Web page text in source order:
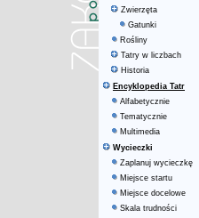
Zwierzęta
Gatunki
Rośliny
Tatry w liczbach
Historia
Encyklopedia Tatr
Alfabetycznie
Tematycznie
Multimedia
Wycieczki
Zaplanuj wycieczkę
Miejsce startu
Miejsce docelowe
Skala trudności